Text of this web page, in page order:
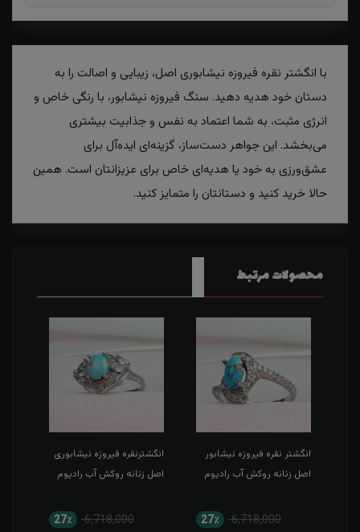
با انگشتر نقره فیروزه نیشابوری اصل، زیبایی و اصالت را به
دستان خود هدیه دهید. سنگ فیروزه نیشابور، با رنگی خاص و
انرژی مثبت، به شما اعتماد به نفس و جذابیت بیشتری
می‌بخشد. این جواهر دست‌ساز، گزینه‌ای ایده‌آل برای
عشق‌ورزی به خود یا هدیه‌ای خاص برای عزیزانتان است. همین
حالا خرید کنید و دستانتان را متمایز کنید.
محصولات مرتبط
انگشتر نقره فیروزه نیشابور
اصل زنانه روکش آب رادیوم
6,718,000 27٪
انگشترنقره فیروزه نیشابوری
اصل زنانه روکش آب رادیوم
6,718,000 27٪